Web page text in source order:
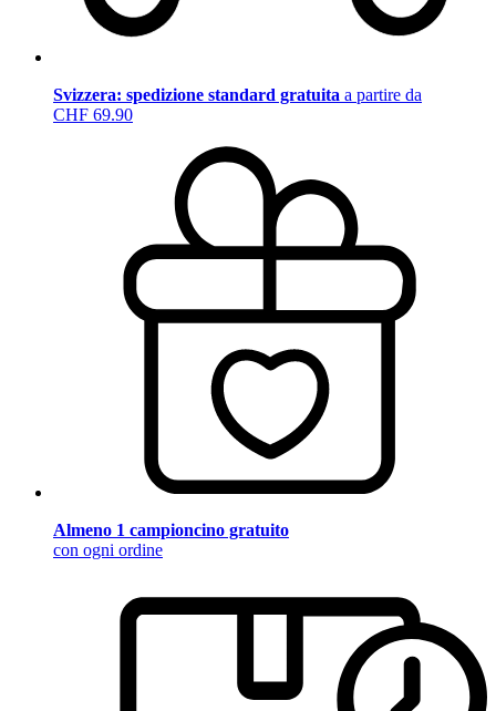
Svizzera: spedizione standard gratuita a partire da
CHF 69.90
Almeno 1 campioncino gratuito
con ogni ordine